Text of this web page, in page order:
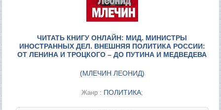
ЧИТАТЬ КНИГУ ОНЛАЙН: МИД. МИНИСТРЫ
ИНОСТРАННЫХ ДЕЛ. ВНЕШНЯЯ ПОЛИТИКА РОССИИ:
ОТ ЛЕНИНА И ТРОЦКОГО – ДО ПУТИНА И МЕДВЕДЕВА
(МЛЕЧИН ЛЕОНИД)
Жанр : ПОЛИТИКА;